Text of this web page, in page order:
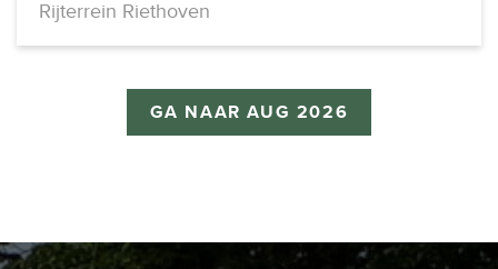
Rijterrein Riethoven
GA NAAR AUG 2026